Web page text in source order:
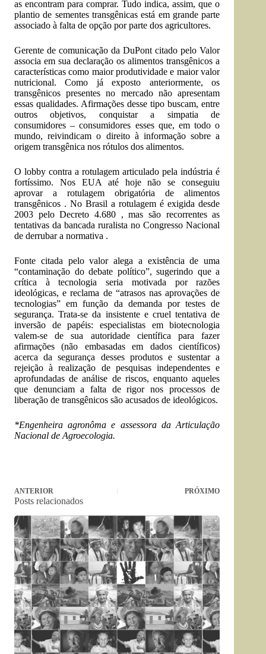
as encontram para comprar. Tudo indica, assim, que o
plantio de sementes transgênicas está em grande parte
associado à falta de opção por parte dos agricultores.
Gerente de comunicação da DuPont citado pelo Valor
associa em sua declaração os alimentos transgênicos a
características como maior produtividade e maior valor
nutricional. Como já exposto anteriormente, os
transgênicos presentes no mercado não apresentam
essas qualidades. Afirmações desse tipo buscam, entre
outros objetivos, conquistar a simpatia de
consumidores – consumidores esses que, em todo o
mundo, reivindicam o direito à informação sobre a
origem transgênica nos rótulos dos alimentos.
O lobby contra a rotulagem articulado pela indústria é
fortíssimo. Nos EUA até hoje não se conseguiu
aprovar a rotulagem obrigatória de alimentos
transgênicos . No Brasil a rotulagem é exigida desde
2003 pelo Decreto 4.680 , mas são recorrentes as
tentativas da bancada ruralista no Congresso Nacional
de derrubar a normativa .
Fonte citada pelo valor alega a existência de uma
“contaminação do debate político”, sugerindo que a
crítica à tecnologia seria motivada por razões
ideológicas, e reclama de “atrasos nas aprovações de
tecnologias” em função da demanda por testes de
segurança. Trata-se da insistente e cruel tentativa de
inversão de papéis: especialistas em biotecnologia
valem-se de sua autoridade científica para fazer
afirmações (não embasadas em dados científicos)
acerca da segurança desses produtos e sustentar a
rejeição à realização de pesquisas independentes e
aprofundadas de análise de riscos, enquanto aqueles
que denunciam a falta de rigor nos processos de
liberação de transgênicos são acusados de ideológicos.
*Engenheira agronôma e assessora da Articulação
Nacional de Agroecologia.
ANTERIOR PRÓXIMO
Posts relacionados